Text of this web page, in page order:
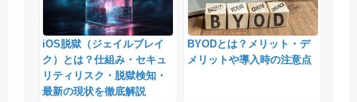
iOS脱獄（ジェイルブレイ
ク）とは？仕組み・セキュ
リティリスク・脱獄検知・
最新の現状を徹底解説
BYODとは？メリット・デ
メリットや導入時の注意点